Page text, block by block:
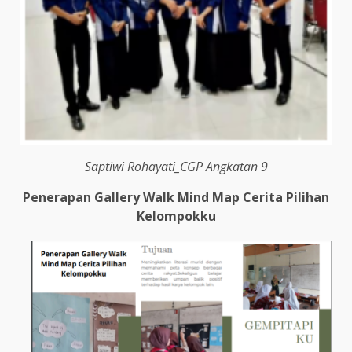
Saptiwi Rohayati_CGP Angkatan 9
Penerapan Gallery Walk Mind Map Cerita Pilihan
Kelompokku